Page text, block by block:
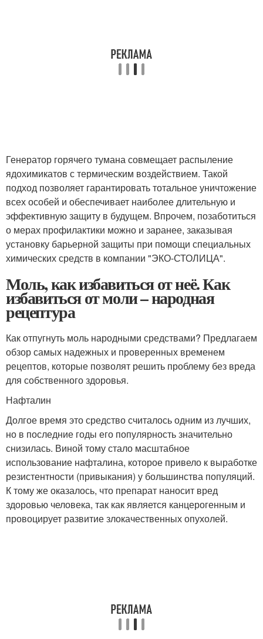
Генератор горячего тумана совмещает распыление
ядохимикатов с термическим воздействием. Такой
подход позволяет гарантировать тотальное уничтожение
всех особей и обеспечивает наиболее длительную и
эффективную защиту в будущем. Впрочем, позаботиться
о мерах профилактики можно и заранее, заказывая
установку барьерной защиты при помощи специальных
химических средств в компании "ЭКО-СТОЛИЦА".
Моль, как избавиться от неё. Как
избавиться от моли – народная
рецептура
Как отпугнуть моль народными средствами? Предлагаем
обзор самых надежных и проверенных временем
рецептов, которые позволят решить проблему без вреда
для собственного здоровья.
Нафталин
Долгое время это средство считалось одним из лучших,
но в последние годы его популярность значительно
снизилась. Виной тому стало масштабное
использование нафталина, которое привело к выработке
резистентности (привыкания) у большинства популяций.
К тому же оказалось, что препарат наносит вред
здоровью человека, так как является канцерогенным и
провоцирует развитие злокачественных опухолей.